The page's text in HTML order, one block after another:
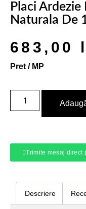
Placi
Naturala De
683,00
Pret / MP
Trimite mesaj direct
Descriere